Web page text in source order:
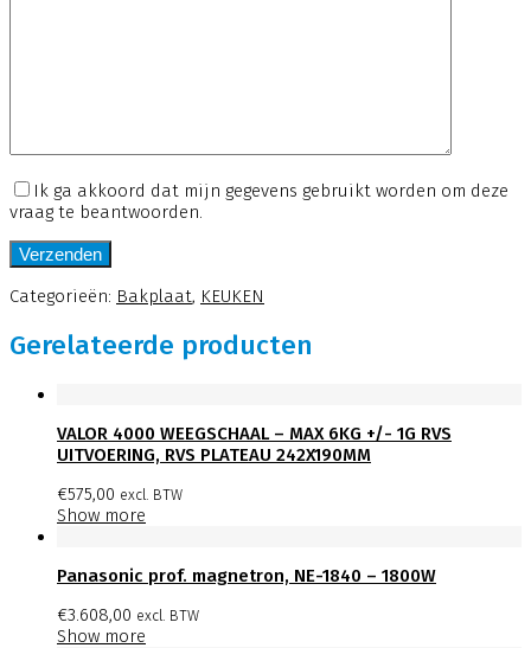
Ik ga akkoord dat mijn gegevens gebruikt worden om deze
vraag te beantwoorden.
Categorieën: Bakplaat, KEUKEN
Gerelateerde producten
VALOR 4000 WEEGSCHAAL – MAX 6KG +/- 1G RVS
UITVOERING, RVS PLATEAU 242X190MM
€575,00 excl. BTW
Show more
Panasonic prof. magnetron, NE-1840 – 1800W
€3.608,00 excl. BTW
Show more